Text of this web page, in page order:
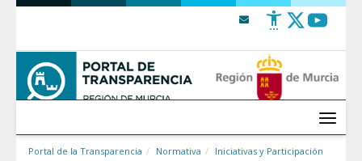
Saltar al contenido
Menú
Portal de la Transparencia Normativa
Iniciativas y Participación